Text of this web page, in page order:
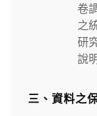
卷
之
研
說
三、資料之